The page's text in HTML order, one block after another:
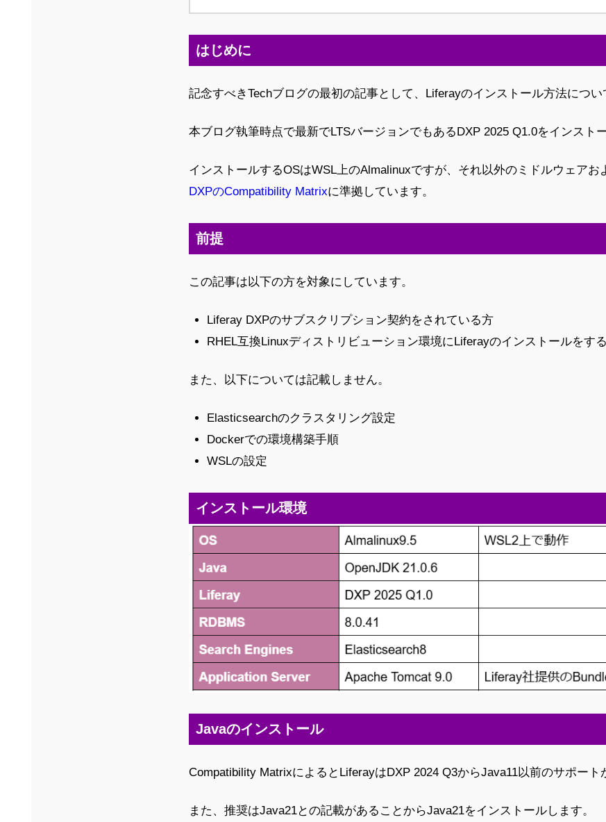
はじめに
記念すべきTechブログの最初の記事として、Liferayのインストール方法につい
本ブログ執筆時点で最新でLTSバージョンでもあるDXP 2025 Q1.0をインスト
インストールするOSはWSL上のAlmalinuxですが、それ以外のミドルウェアお
DXPのCompatibility Matrixに準拠しています。
前提
この記事は以下の方を対象にしています。
Liferay DXPのサブスクリプション契約をされている方
RHEL互換Linuxディストリビューション環境にLiferayのインストールをす
また、以下については記載しません。
Elasticsearchのクラスタリング設定
Dockerでの環境構築手順
WSLの設定
インストール環境
Javaのインストール
Compatibility MatrixによるとLiferayはDXP 2024 Q3からJava11以前のサポート
また、推奨はJava21との記載があることからJava21をインストールします。